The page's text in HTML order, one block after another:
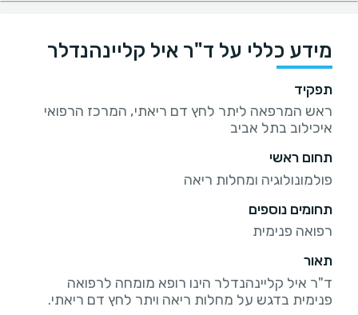
מידע כללי על ד"ר איל קליינהנדלר
תפקיד
ראש המרפאה ליתר לחץ דם ריאתי, המרכז הרפואי
איכילוב בתל אביב
תחום ראשי
פולמונולוגיה ומחלות ריאה
תחומים נוספים
רפואה פנימית
תאור
ד"ר איל קליינהנדלר הינו רופא מומחה לרפואה